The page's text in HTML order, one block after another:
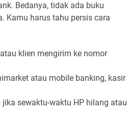
Bedanya, tidak ada buku
Kamu harus tahu persis cara
klien mengirim ke nomor
atau mobile banking, kasir
sewaktu-waktu HP hilang atau